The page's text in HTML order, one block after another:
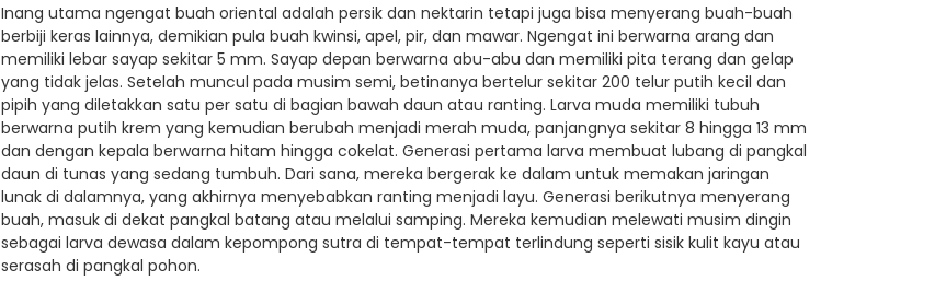
Inang utama ngengat buah oriental adalah persik dan nektarin tetapi juga bisa menyerang buah-buah
berbiji keras lainnya, demikian pula buah kwinsi, apel, pir, dan mawar. Ngengat ini berwarna arang dan
memiliki lebar sayap sekitar 5 mm. Sayap depan berwarna abu-abu dan memiliki pita terang dan gelap
yang tidak jelas. Setelah muncul pada musim semi, betinanya bertelur sekitar 200 telur putih kecil dan
pipih yang diletakkan satu per satu di bagian bawah daun atau ranting. Larva muda memiliki tubuh
berwarna putih krem ​​yang kemudian berubah menjadi merah muda, panjangnya sekitar 8 hingga 13 mm
dan dengan kepala berwarna hitam hingga cokelat. Generasi pertama larva membuat lubang di pangkal
daun di tunas yang sedang tumbuh. Dari sana, mereka bergerak ke dalam untuk memakan jaringan
lunak di dalamnya, yang akhirnya menyebabkan ranting menjadi layu. Generasi berikutnya menyerang
buah, masuk di dekat pangkal batang atau melalui samping. Mereka kemudian melewati musim dingin
sebagai larva dewasa dalam kepompong sutra di tempat-tempat terlindung seperti sisik kulit kayu atau
serasah di pangkal pohon.